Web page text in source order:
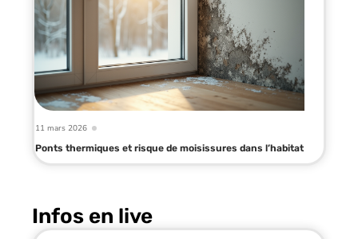
11 mars 2026
Ponts thermiques et risque de moisissures dans l’habitat
Infos en live